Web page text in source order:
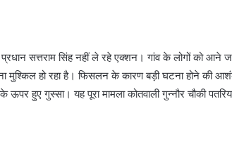
सत्तराम सिंह नहीं ले रहे एक्शन। गांव के लोगों को आने
मुश्किल हो रहा है। फिसलन के कारण बड़ी घटना होने की
ऊपर हुए गुस्सा। यह पूरा मामला कोतवाली गुन्नौर चौकी